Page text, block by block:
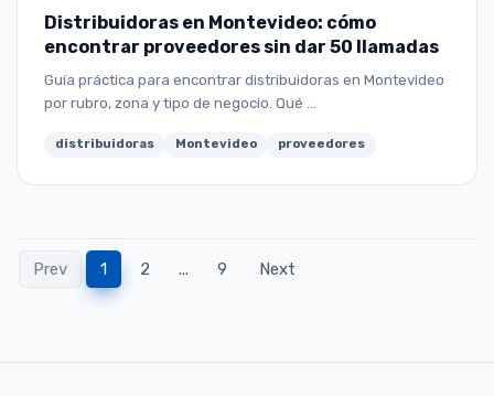
Distribuidoras en Montevideo: cómo
encontrar proveedores sin dar 50 llamadas
Guía práctica para encontrar distribuidoras en Montevideo
por rubro, zona y tipo de negocio. Qué ...
distribuidoras Montevideo proveedores
Prev 1 2 ... 9 Next